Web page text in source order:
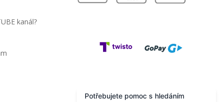
kanál?